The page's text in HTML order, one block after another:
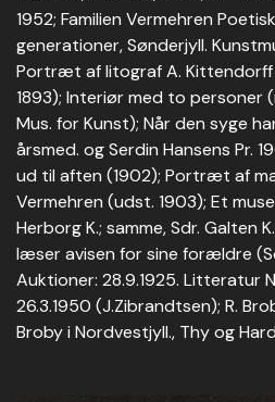
1952; Familien Vermehren
generationer, Sønderjyll.
Portræt af litograf A. Kittendorff
1893); Interiør med to personer
Mus. for Kunst); Når den syge
årsmed. og Serdin Hansens Pr.
ud til aften (1902); Portræt af
Vermehren (udst. 1903); Et
Herborg K.; samme, Sdr. Galten
læser avisen for sine forældre
Auktioner: 28.9.1925. Litteratur
26.3.1950 (J.Zibrandtsen); R.
Broby i Nordvestjyll., Thy og